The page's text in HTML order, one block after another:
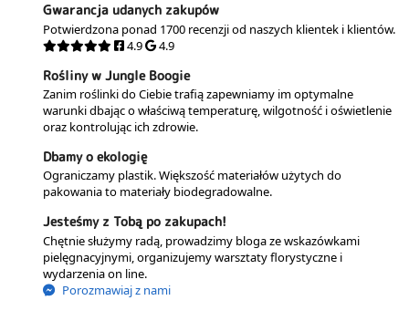
Gwarancja udanych zakupów
Potwierdzona ponad 1700 recenzji od naszych klientek i klientów.
4.9
4.9
Rośliny w Jungle Boogie
Zanim roślinki do Ciebie trafią zapewniamy im optymalne
warunki dbając o właściwą temperaturę, wilgotność i oświetlenie
oraz kontrolując ich zdrowie.
Dbamy o ekologię
Ograniczamy plastik. Większość materiałów użytych do
pakowania to materiały biodegradowalne.
Jesteśmy z Tobą po zakupach!
Chętnie służymy radą, prowadzimy bloga ze wskazówkami
pielęgnacyjnymi, organizujemy warsztaty florystyczne i
wydarzenia on line.
Porozmawiaj z nami